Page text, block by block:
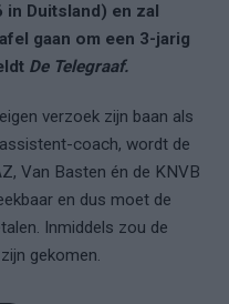
in Duitsland) en zal
gaan om een 3-jarig
De Telegraaf.
verzoek zijn baan als
coach, wordt de
Van Basten én de KNVB
en dus moet de
Inmiddels zou de
gekomen.